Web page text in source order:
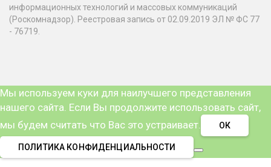
информационных технологий и массовых коммуникаций
(Роскомнадзор). Реестровая запись от 02.09.2019 ЭЛ № ФС 77
- 76719.
Мы используем куки для наилучшего представления
нашего сайта. Если Вы продолжите использовать сайт,
мы будем считать что Вас это устраивает.
ОК
ПОЛИТИКА КОНФИДЕНЦИАЛЬНОСТИ